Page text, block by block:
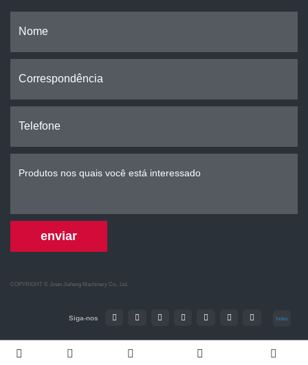
enviar
COPYRIGHT © Jinan Jieheng Machinery Co., Ltd.
Siga-nos Index